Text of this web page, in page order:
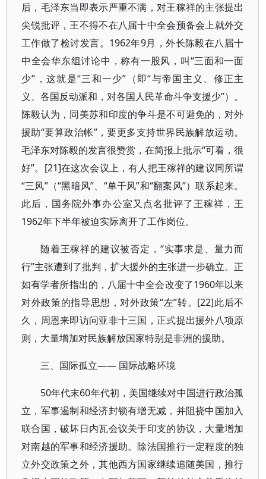
后，毛泽东当即表示严重不满，对王稼祥的主张提出
尖锐批评，王不得不在八届十中全会预备会上就外交
工作做了检讨发言。1962年9月，外长陈毅在八届十
中全会华东组讨论中，称有一股风，叫“三面和一面
少”，这就是“三和一少”（即“与帝国主义、修正主
义、各国反动派和，对各国人民革命斗争支援少”）。
陈毅认为，同美苏和印度的争斗是不可避免的，对外
援助“要算政治帐”，要更多支持世界民族解放运动。
毛泽东对陈毅的发言很赞赏，在简报上批示“可看，很
好”。[21]在这次会议上，有人把王稼祥的建议同所谓
“三风”（“黑暗风”、“单干风”和“翻案风”）联系起来。
此后，国务院外事办公室又点名批评了王稼祥，王
1962年下半年被迫实际离开了工作岗位。
随着王稼祥的建议被否定，“实事求是、量力而
行”主张遭到了批判，扩大援外的主张进一步确立。正
如有学者所指出的，八届十中全会改变了1960年以来
对外政策的指导思想，对外政策“左”转。[22]此后不
久，周恩来即访问亚非十三国，正式提出援外八项原
则，大量增加对民族解放国家特别是非洲的援助。
三、国际孤立—— 国际战略环境
50年代末60年代初，美国继续对中国进行政治孤
立，军事遏制和经济封锁有增无减，并阻挠中国加入
联合国，破坏日内瓦会议关于印支的协议，大量增加
对南越的军事和经济援助。除法国推行一定程度的独
立外交政策之外，其他西方国家继续追随美国，推行